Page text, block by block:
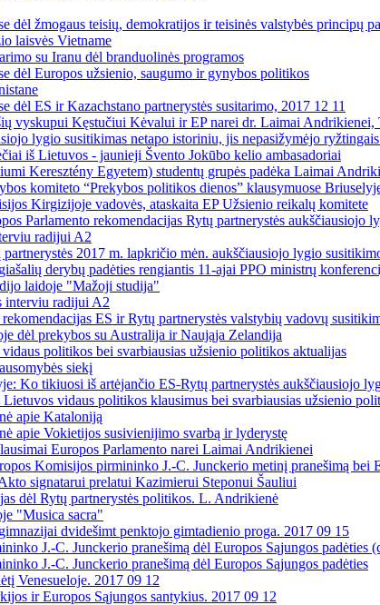
dėl žmogaus teisių, demokratijos ir teisinės valstybės principų
laisvės Vietname
su Iranu dėl branduolinės programos
dėl Europos užsienio, saugumo ir gynybos politikos
dėl ES ir Kazachstano partnerystės susitarimo, 2017 12 11
vyskupui Kęstučiui Kėvalui ir EP narei dr. Laimai Andrikienei,
lygio susitikimas netapo istoriniu, jis nepasižymėjo
iš Lietuvos - jaunieji Švento Jokūbo kelio ambasadoriai
Keresztény Egyetem) studentų grupės padėka Laimai
komiteto “Prekybos politikos dienos” klausymuose
Kirgizijoje vadovės, ataskaita EP Užsienio reikalų komitete
Parlamento rekomendacijas Rytų partnerystės
radijui A2
2017 m. lapkričio mėn. aukščiausiojo lygio
derybų padėties rengiantis 11-ajai PPO ministrų
laidoje "Mažoji studija"
interviu radijui A2
ES ir Rytų partnerystės valstybių vadovų
dėl prekybos su Australija ir Naująja Zelandija
politikos bei svarbiausias užsienio politikos aktualijas
siekį
Ko tikiuosi iš artėjančio ES˗Rytų partnerystės aukščiausiojo
vidaus politikos klausimus bei svarbiausias užsienio
apie Kataloniją
apie Vokietijos susivienijimo svarbą ir lyderystę
Europos Parlamento narei Laimai Andrikienei
Komisijos pirmininko J.-C. Junckerio metinį pranešimą bei
signatarui prelatui Kazimierui Steponui Šauliui
dėl Rytų partnerystės politikos. L. Andrikienė
"Musica sacra"
dvidešimt penktojo gimtadienio proga. 2017 09 15
J.-C. Junckerio pranešimą dėl Europos Sąjungos padėties
J.-C. Junckerio pranešimą dėl Europos Sąjungos padėties
Venesueloje. 2017 09 12
ir Europos Sąjungos santykius. 2017 09 12